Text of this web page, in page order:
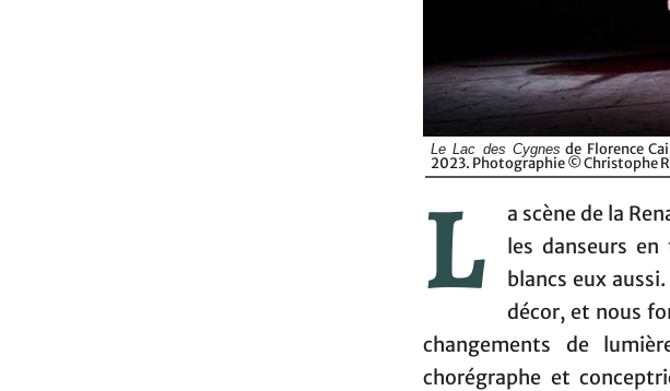
Le Lac des Cygnes de Florence
2023. Photographie © Christophe
L
a scène de la
les danseurs
blancs eux
décor, et nous
changements de
chorégraphe et